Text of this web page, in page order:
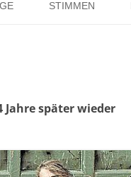
zum
STIMMEN
später wieder